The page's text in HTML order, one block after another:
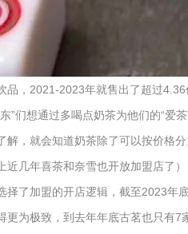
品，2021-2023年就售出了超过
”们想通过多喝点奶茶为他们的“爱
解，就会知道奶茶除了可以按价格
近几年喜茶和奈雪也开放加盟店了
择了加盟的开店逻辑，截至2023年
更为极致，到去年年底古茗也只有